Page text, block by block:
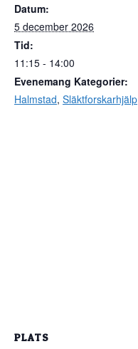
Datum:
5 december 2026
Tid:
11:15 - 14:00
Evenemang Kategorier:
Halmstad, Släktforskarhjälp
PLATS